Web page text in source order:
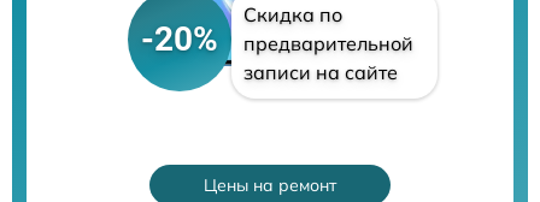
-20%
Скидка по
предварительной
записи на сайте
Цены на ремонт